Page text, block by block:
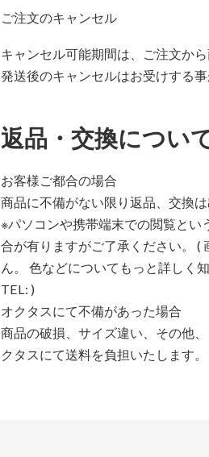
ご注文のキャンセル
キャンセル可能期間は、ご注文か
発送後のキャンセルはお受けする
返品・交換につい
お客様ご都合の場合
商品に不備がない限り返品、交換
※パソコンや携帯端末での閲覧とい
合が有りますがご了承ください。 (
ん。 色などについてもっと詳しく
TEL: )
オクタスにて不備があった場合
商品の破損、サイズ違い、その他
クタスにて送料を負担いたします。